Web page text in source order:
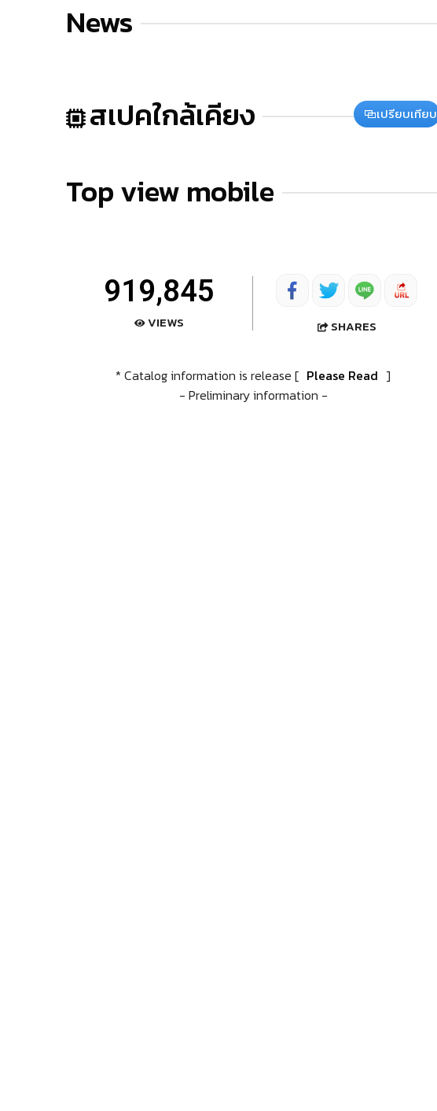
News
สเปคใกล้เคียง เปรียบเทียบ
Top view mobile
919,845
VIEWS SHARES
* Catalog information is release [ Please Read ]
- Preliminary information -